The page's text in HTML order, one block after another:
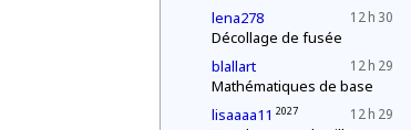
12 h 30
lena278
Décollage de fusée
12 h 29
blallart
Mathématiques de base
12 h 29
lisaaaa11 2027